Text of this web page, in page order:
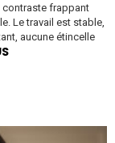
contraste frappant
Le travail est stable,
aucune étincelle